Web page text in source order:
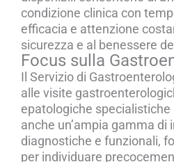
condizione clinica con
efficacia e attenzione
sicurezza e al benessere
Focus sulla
Il Servizio di
alle visite
epatologiche specialistiche
anche un’ampia gamma di
diagnostiche e funzionali,
per individuare